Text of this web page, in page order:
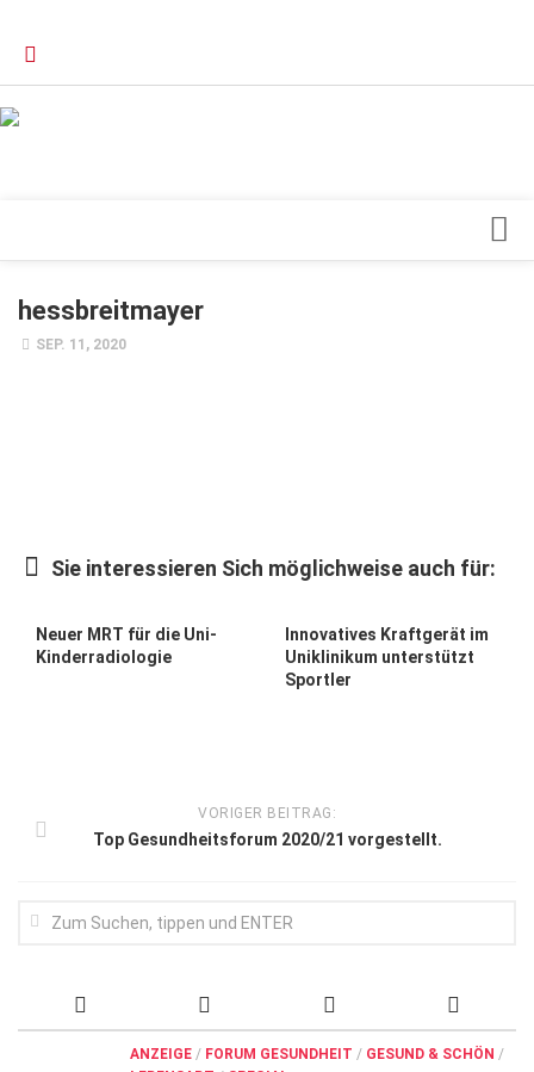
Forschung
Forum Gesundheit
hessbreitmayer
SEP. 11, 2020
Sie interessieren Sich möglichweise auch für:
Neuer MRT für die Uni-
Kinderradiologie
Innovatives Kraftgerät im
Uniklinikum unterstützt
Sportler
VORIGER BEITRAG:
Top Gesundheitsforum 2020/21 vorgestellt.
ANZEIGE / FORUM GESUNDHEIT / GESUND & SCHÖN /